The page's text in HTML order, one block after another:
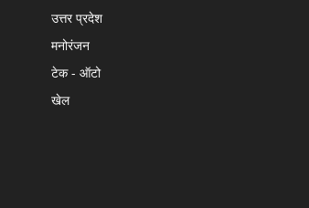
उत्तर प्रदेश
मनोरंजन
टेक - ऑटो
खेल